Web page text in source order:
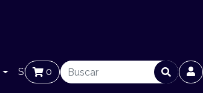
SUCURSALES BLOG
0